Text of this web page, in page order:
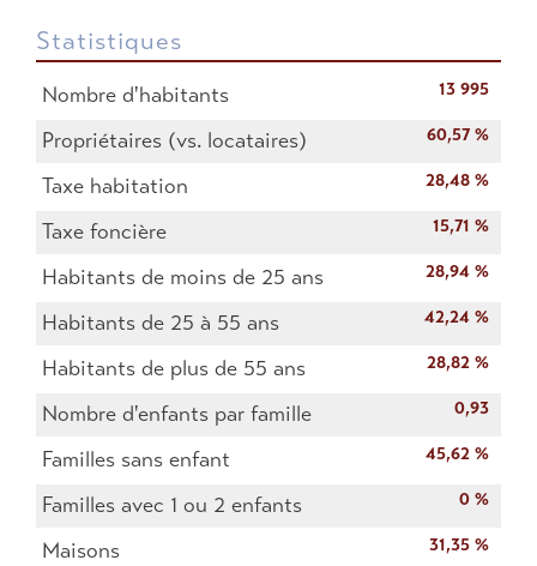
Statistiques
Nombre d'habitants 13 995
Propriétaires (vs. locataires) 60,57 %
Taxe habitation 28,48 %
Taxe foncière 15,71 %
Habitants de moins de 25 ans 28,94 %
Habitants de 25 à 55 ans 42,24 %
Habitants de plus de 55 ans 28,82 %
Nombre d'enfants par famille 0,93
Familles sans enfant 45,62 %
Familles avec 1 ou 2 enfants 0 %
Maisons 31,35 %